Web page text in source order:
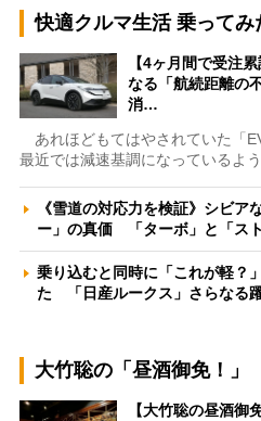
快適クルマ生活 乗ってみ
【4ヶ月間で受注
なる「航続距離の
消…
あれほどもてはやされていた「
最近では減速基調になっているよ
《雪道の対応力を検証》シビア
ー」の真価 「ターボ」と「ス
乗り込むと同時に「これが軽？
た 「日産ルークス」さらなる
大竹聡の「昼酒御免！」
【大竹聡の昼酒御